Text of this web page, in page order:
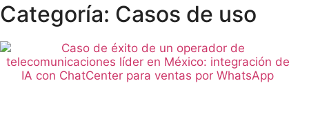
Categoría: Casos de uso